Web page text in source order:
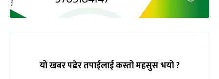
यो खबर पढेर तपाईलाई कस्तो महसुस भयो ?